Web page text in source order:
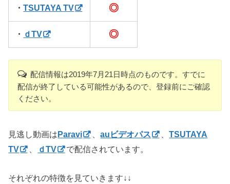
・TSUTAYA TV ◎
・ ｄTV ◎
配信情報は2019年7月21日時点のものです。すでに
配信が終了している可能性があるので、登録前にご確認
ください。
見逃し動画は Paravi 、auビデオパス 、TSUTAYA
TV
ｄTV で配信されています。
それぞれの特徴を見ていきます↓↓